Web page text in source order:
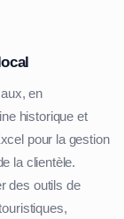
en
historique et
pour la gestion
la clientèle.
des outils de